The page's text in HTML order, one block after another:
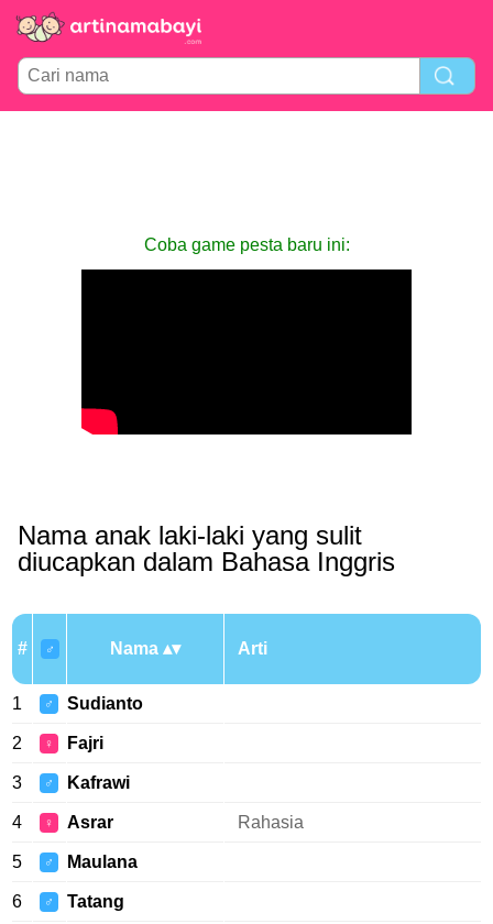
Coba game pesta baru ini:
Nama anak laki-laki yang sulit
diucapkan dalam Bahasa Inggris
# ♂ Nama Arti
1 ♂ Sudianto
2 ♀ Fajri
3 ♂ Kafrawi
4 ♀ Asrar Rahasia
5 ♂ Maulana
6 ♂ Tatang